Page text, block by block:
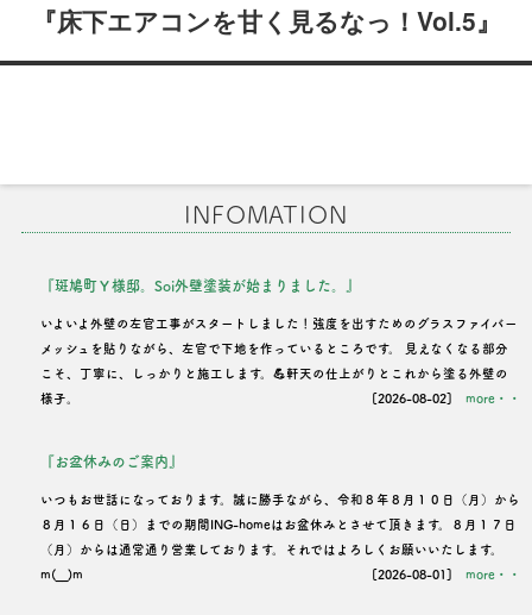
『床下エアコンを甘く見るなっ！Vol.5』
INFOMATION
『斑鳩町Ｙ様邸。Soi外壁塗装が始まりました。』
いよいよ外壁の左官工事がスタートしました！強度を出すためのグラスファイバー
メッシュを貼りながら、左官で下地を作っているところです。 見えなくなる部分
こそ、丁寧に、しっかりと施工します。💪軒天の仕上がりとこれから塗る外壁の
様子。 [2026-08-02] more・・
『お盆休みのご案内』
いつもお世話になっております。誠に勝手ながら、令和８年８月１０日（月）から
８月１６日（日）までの期間ING-homeはお盆休みとさせて頂きます。８月１７日
（月）からは通常通り営業しております。それではよろしくお願いいたします。
m(__)m [2026-08-01] more・・